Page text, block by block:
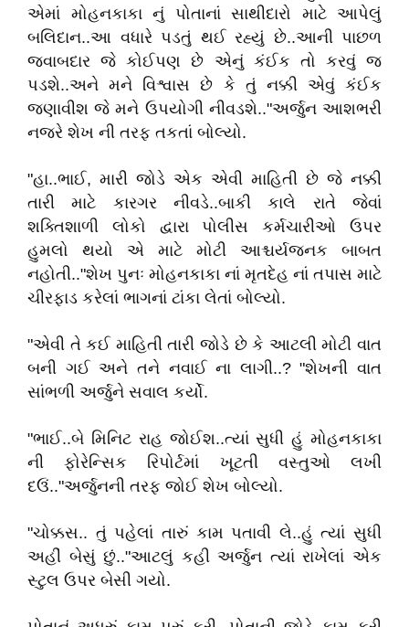
એમાં મોહનકાકા નું પોતાનાં સાથીદારો માટે આપેલું
બલિદાન..આ વધારે પડતું થઈ રહ્યું છે..આની પાછળ
જવાબદાર જે કોઈપણ છે એનું કંઈક તો કરવું જ
પડશે..અને મને વિશ્વાસ છે કે તું નક્કી એવું કંઈક
જણાવીશ જે મને ઉપયોગી નીવડશે.."અર્જુન આશભરી
નજરે શેખ ની તરફ તકતાં બોલ્યો.
"હા..ભાઈ, મારી જોડે એક એવી માહિતી છે જે નક્કી
તારી માટે કારગર નીવડે..બાકી કાલે રાતે જેવાં
શક્તિશાળી લોકો દ્વારા પોલીસ કર્મચારીઓ ઉપર
હુમલો થયો એ માટે મોટી આશ્ચર્યજનક બાબત
નહોતી.."શેખ પુનઃ મોહનકાકા નાં મૃતદેહ નાં તપાસ માટે
ચીરફાડ કરેલાં ભાગનાં ટાંકા લેતાં બોલ્યો.
"એવી તે કઈ માહિતી તારી જોડે છે કે આટલી મોટી વાત
બની ગઈ અને તને નવાઈ ના લાગી..? "શેખની વાત
સાંભળી અર્જુને સવાલ કર્યો.
"ભાઈ..બે મિનિટ રાહ જોઈશ..ત્યાં સુધી હું મોહનકાકા
ની ફોરેન્સિક રિપોર્ટમાં ખૂટતી વસ્તુઓ લખી
દઉં.."અર્જુનની તરફ જોઈ શેખ બોલ્યો.
"ચોક્કસ.. તું પહેલાં તારું કામ પતાવી લે..હું ત્યાં સુધી
અહીં બેસું છું.."આટલું કહી અર્જુન ત્યાં રાખેલાં એક
સ્ટુલ ઉપર બેસી ગયો.